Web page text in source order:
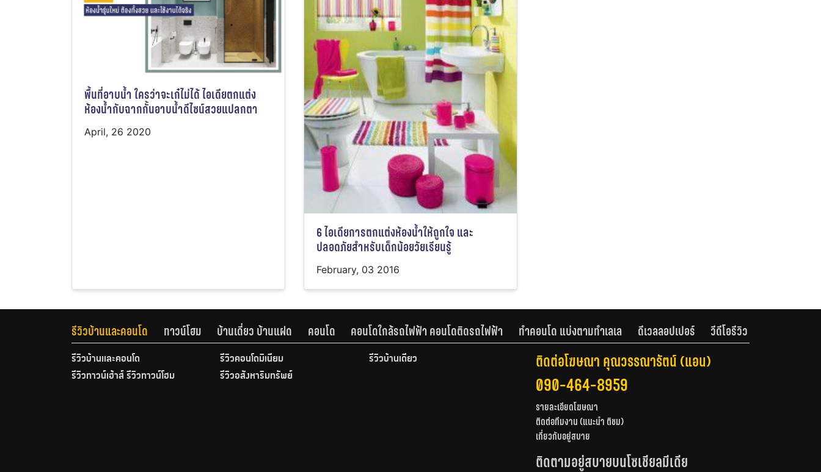
พื้นที่อาบน้ำ ใครว่าจะเก๋ไม่ได้ ไอเดียตกแต่ง
ห้องน้ำกับฉากกั้นอาบน้ำดีไซน์สวยแปลกตา
April, 26 2020
6 ไอเดียการตกแต่งห้องน้ำให้ถูกใจ และ
ปลอดภัยสำหรับเด็กน้อยวัยเรียนรู้
February, 03 2016
รีวิวบ้านและคอนโด ทาวน์โฮม บ้านเดี่ยว บ้านแฝด คอนโด คอนโดใกล้รถไฟฟ้า คอนโดติดรถไฟฟ้า ทำคอนโด แบ่งตามทำเลเล ดีเวลลอปเปอร์ วีดีโอรีวิว
รีวิวบ้านและคอนโด รีวิวคอนโดมิเนียม
รีวิวบ้านเดี่ยว
รีวิวทาวน์เฮ้าส์ รีวิวทาวน์โฮม
รีวิวอสังหาริมทรัพย์
ติดต่อโฆษณา คุณวรรณารัตน์ (แอน)
090-464-8959
รายละเอียดโฆษณา
ติดต่อทีมงาน (แนะนำ ติชม)
เกี่ยวกับอยู่สบาย
ติดตามอยู่สบายบนโซเชียลมีเดีย